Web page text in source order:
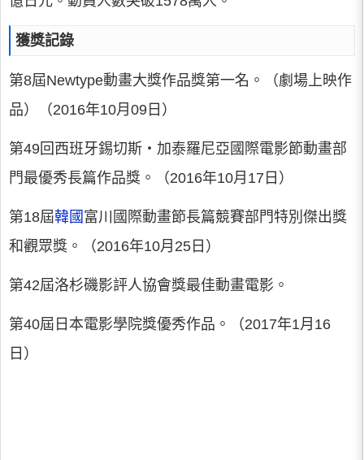
獲獎記錄
第8屆Newtype動畫大獎作品獎第一名。（劇場上映作
品）（2016年10月09日）
第49回西班牙錫切斯・加泰羅尼亞國際電影節動畫部
門最優秀長篇作品獎。（2016年10月17日）
第18屆韓國 富川國際動畫節長篇競賽部門特別傑出獎
和觀眾獎。（2016年10月25日）
第42屆洛杉磯影評人協會獎最佳動畫電影。
第40屆日本電影學院獎優秀作品。（2017年1月16
日）